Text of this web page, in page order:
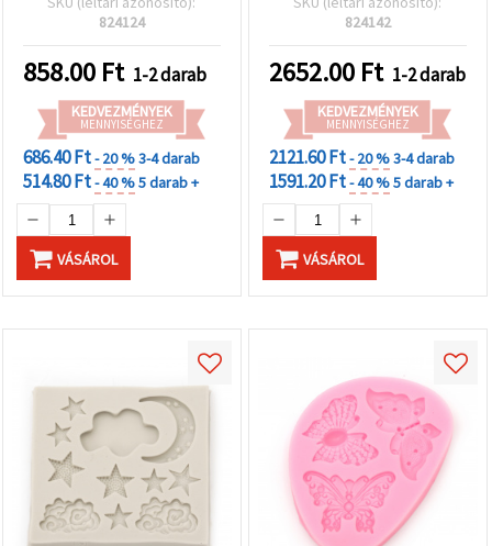
824124
858.00 Ft 1-2 darab
KEDVEZMÉNYEK
MENNYISÉGHEZ
686.40 Ft- 20 %3-4 darab
514.80 Ft- 40 %5 darab +
VÁSÁROL
szívek, csillagok és körök,
pálcanyílásokkal;
rugalmas, többször
használható forma
cukorka, csokoládé,
fondant, sütés és DIY
kézműves projektekhez
824142
2652.00 Ft 1-2 darab
KEDVEZMÉNYEK
MENNYISÉGHEZ
2121.60 Ft- 20 %3-4 darab
1591.20 Ft- 40 %5 darab +
VÁSÁROL